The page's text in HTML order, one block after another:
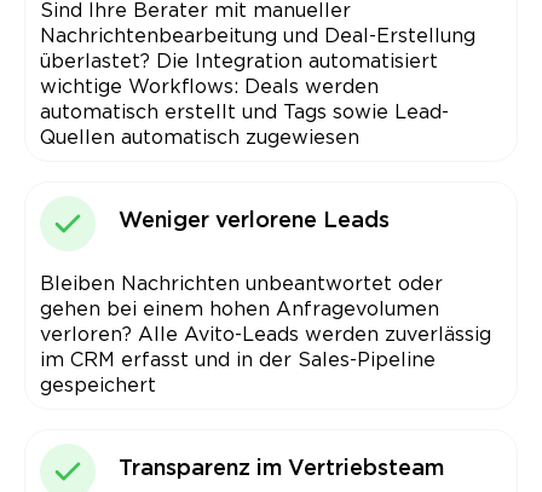
Sind Ihre Berater mit manueller
Nachrichtenbearbeitung und Deal-Erstellung
überlastet? Die Integration automatisiert
wichtige Workflows: Deals werden
automatisch erstellt und Tags sowie Lead-
Quellen automatisch zugewiesen
Weniger verlorene Leads
Bleiben Nachrichten unbeantwortet oder
gehen bei einem hohen Anfragevolumen
verloren? Alle Avito-Leads werden zuverlässig
im CRM erfasst und in der Sales-Pipeline
gespeichert
Transparenz im Vertriebsteam